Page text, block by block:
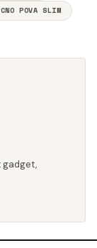
POVA SLIM
gadget,